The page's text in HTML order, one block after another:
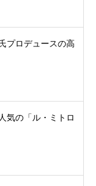
プロデュースの高
気の「ル・ミトロ